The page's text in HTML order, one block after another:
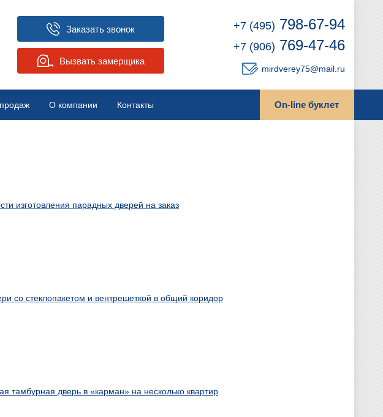
Заказать звонок
Вызвать замерщика
+7 (495) 798-67-94
+7 (906) 769-47-46
mirdverey75@mail.ru
О компании Контакты On-line буклет
изготовления парадных дверей на заказ
со стеклопакетом и вентрешеткой в общий коридор
тамбурная дверь в «карман» на несколько квартир